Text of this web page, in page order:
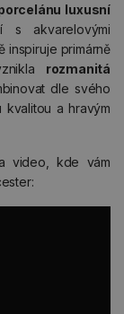
luxusní
akvarelovými
inspiruje primárně
rozmanitá
dle svého
a hravým
video, kde vám